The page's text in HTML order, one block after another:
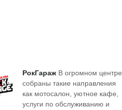
РокГараж В огромном центре
собраны такие направления
как мотосалон, уютное кафе,
услуги по обслуживанию и